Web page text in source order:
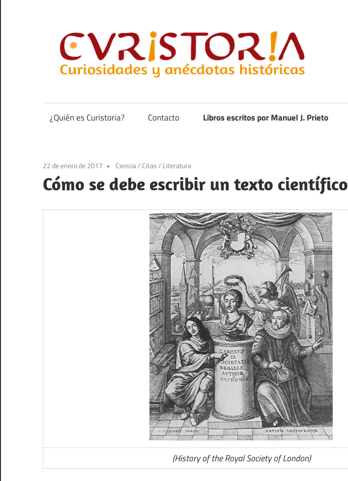
contenido
anécdotas
de
¿Quién es Curistoria? Contacto Libros escritos por Manuel J. Prieto
22 de enero de 2017 Ciencia/ Citas/ Literatura
Cómo se debe escribir un texto científico
(History of the Royal Society of London)